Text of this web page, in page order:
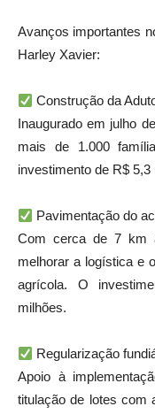
Avanços importantes
Harley Xavier:
Construção da
Inaugurado em julho
mais de 1.000
investimento de R$ 5,3
Pavimentação do
Com cerca de 7 km
melhorar a logística e
agrícola. O
milhões.
Regularização
Apoio à
titulação de lotes com